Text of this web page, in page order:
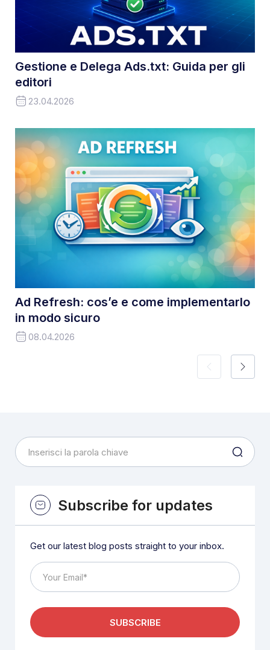
Gestione e Delega Ads.txt: Guida per gli
editori
23.04.2026
Ad Refresh: cos’e e come implementarlo
in modo sicuro
08.04.2026
Subscribe for updates
Get our latest blog posts straight to your inbox.